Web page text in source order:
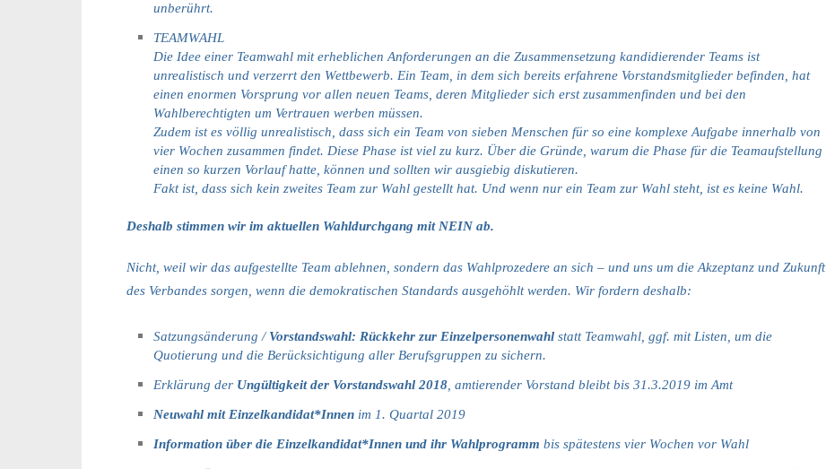
unberührt.
TEAMWAHL
Die Idee einer Teamwahl mit erheblichen Anforderungen an die Zusammensetzung kandidierender Teams ist
unrealistisch und verzerrt den Wettbewerb. Ein Team, in dem sich bereits erfahrene Vorstandsmitglieder befinden, hat
einen enormen Vorsprung vor allen neuen Teams, deren Mitglieder sich erst zusammenfinden und bei den
Wahlberechtigten um Vertrauen werben müssen.
Zudem ist es völlig unrealistisch, dass sich ein Team von sieben Menschen für so eine komplexe Aufgabe innerhalb von
vier Wochen zusammen findet. Diese Phase ist viel zu kurz. Über die Gründe, warum die Phase für die Teamaufstellung
einen so kurzen Vorlauf hatte, können und sollten wir ausgiebig diskutieren.
Fakt ist, dass sich kein zweites Team zur Wahl gestellt hat. Und wenn nur ein Team zur Wahl steht, ist es keine Wahl.
Deshalb stimmen wir im aktuellen Wahldurchgang mit NEIN ab.
Nicht, weil wir das aufgestellte Team ablehnen, sondern das Wahlprozedere an sich – und uns um die Akzeptanz und Zukunft
des Verbandes sorgen, wenn die demokratischen Standards ausgehöhlt werden. Wir fordern deshalb:
Satzungsänderung / Vorstandswahl: Rückkehr zur Einzelpersonenwahl statt Teamwahl, ggf. mit Listen, um die
Quotierung und die Berücksichtigung aller Berufsgruppen zu sichern.
Erklärung der Ungültigkeit der Vorstandswahl 2018 , amtierender Vorstand bleibt bis 31.3.2019 im Amt
Neuwahl mit Einzelkandidat*Innen im 1. Quartal 2019
Information über die Einzelkandidat*Innen und ihr Wahlprogramm bis spätestens vier Wochen vor Wahl